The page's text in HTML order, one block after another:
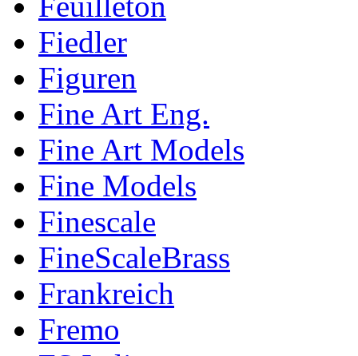
Fiedler
Figuren
Fine Art Eng.
Fine Art Models
Fine Models
Finescale
FineScaleBrass
Frankreich
Fremo